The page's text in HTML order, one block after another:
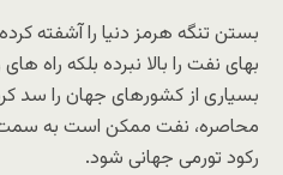
بستن تنگه هرمز دنیا را آشفته
بهای نفت را بالا نبرده بلکه راه
بسیاری از کشورهای جهان را سد
رکود تورمی جهانی شود.